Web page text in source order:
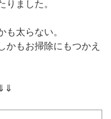
りました。
も太らない。
かもお掃除にもつかえ